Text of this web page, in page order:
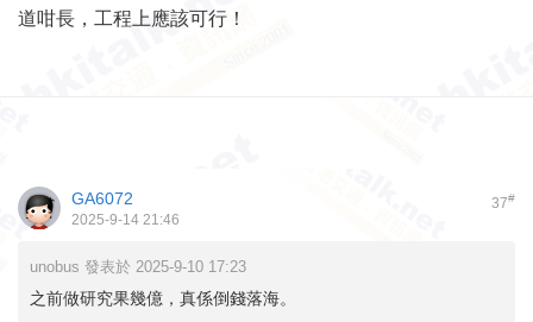
道咁長，工程上應該可行！
37#
GA6072
2025-9-14 21:46
unobus 發表於 2025-9-10 17:23
之前做研究果幾億，真係倒錢落海。